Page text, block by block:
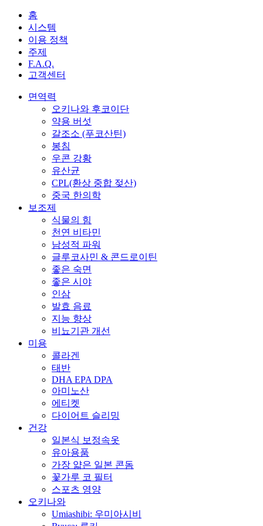
홈
시스템
이용 정책
주제
F.A.Q.
고객센터
면역력
오키나와 후코이단
약용 버섯
갈조소 (푸코산틴)
봉침
우콘 강황
유산균
CPL(환상 중합 젖산)
중국 한의학
보조제
식물의 힘
천연 비타민
남성적 파워
글루코사민 & 콘드로이틴
좋은 숙면
좋은 시야
인삼
발효 음료
지능 향상
비뇨기관 개선
미용
콜라겐
태반
DHA EPA DPA
아미노산
에티켓
다이어트 슬리밍
건강
일본식 보정속옷
유아용품
가장 얇은 일본 콘돔
꽃가루 코 필터
스포츠 영양
오키나와
Umiashibi: 우미아시비